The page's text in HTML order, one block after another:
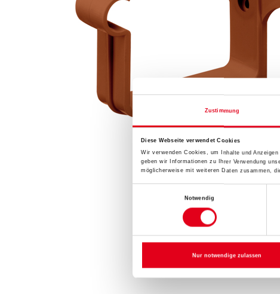
Zustimmung
Diese Webseite verwendet Cookies
Wir verwenden Cookies, um Inhalte und
geben wir Informationen zu Ihrer Verwendung
möglicherweise mit weiteren Daten zusammen,
Notwendig
Nur notwendige zulassen